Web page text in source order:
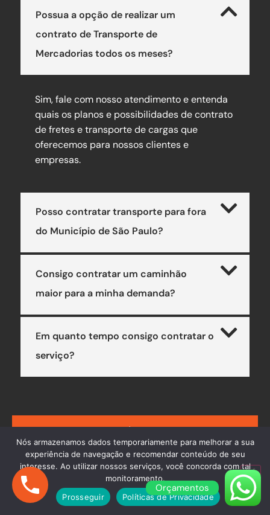
Possua a opção de realizar um
contrato de Transporte de
Mercadorias todos os meses?
Sim, fale com nosso atendimento e entenda
quais os planos e possibilidades de contrato
de fretes e transporte de cargas que
oferecemos para nossos clientes e
empresas.
Posso contratar transporte para fora
do Município de São Paulo?
Consigo contratar um caminhão
maior para a minha demanda?
Em quanto tempo consigo contratar o
serviço?
CONTATO
Orçamentos
Nós armazenamos dados temporariamente para melhorar a sua
experiência de navegação e recomendar conteúdo de seu
interesse. Ao utilizar nossos serviços, você concorda com tal
monitoramento.
Prosseguir
Políticas de Privacidade